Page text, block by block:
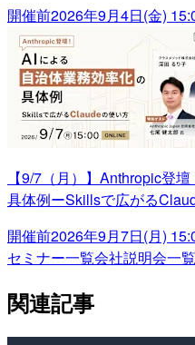
開催前2026年9月4日(金)
【9/7（月）】Anthropic登
具体例ーSkillsで広がる
開催前2026年9月7日(月)
セミナー一覧会社説明会一覧
関連記事